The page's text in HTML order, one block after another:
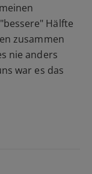
Hälfte
zusammen
nie anders
war es das